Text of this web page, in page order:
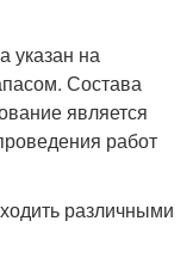
указан на
Состава
является
работ
различными